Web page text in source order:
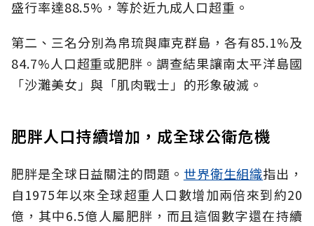
盛行率達88.5%，等於近九成人口超重。
第二、三名分別為帛琉與庫克群島，各有85.1%及
84.7%人口超重或肥胖。調查結果讓南太平洋島國
「沙灘美女」與「肌肉戰士」的形象破滅。
肥胖人口持續增加，成全球公衛危機
肥胖是全球日益關注的問題。 世界衛生組織指出，
自1975年以來全球超重人口數增加兩倍來到約20
億，其中6.5億人屬肥胖，而且這個數字還在持續